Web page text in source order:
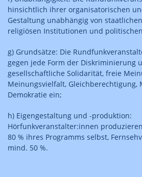
hinsichtlich ihrer organisatorischen
Gestaltung unabhängig von
religiösen Institutionen und
g) Grundsätze: Die
gegen jede Form der Diskriminierung
gesellschaftliche Solidarität, freie
Meinungsvielfalt, Gleichberechtigung,
Demokratie ein;
h) Eigengestaltung und -produktion:
Hörfunkveranstalter:innen
80 % ihres Programms selbst,
mind. 50 %.